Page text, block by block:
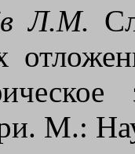
Л.М.
М.: